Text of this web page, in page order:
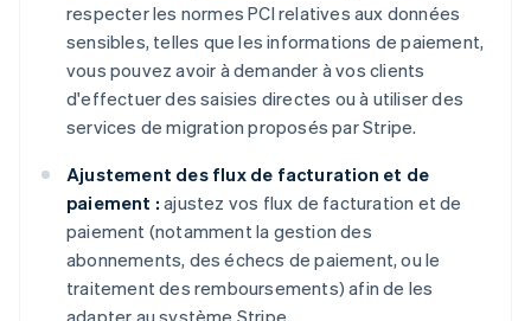
respecter les normes PCI relatives aux données
sensibles, telles que les informations de paiement,
vous pouvez avoir à demander à vos clients
d'effectuer des saisies directes ou à utiliser des
services de migration proposés par Stripe.
Ajustement des flux de facturation et de
paiement : ajustez vos flux de facturation et de
paiement (notamment la gestion des
abonnements, des échecs de paiement, ou le
traitement des remboursements) afin de les